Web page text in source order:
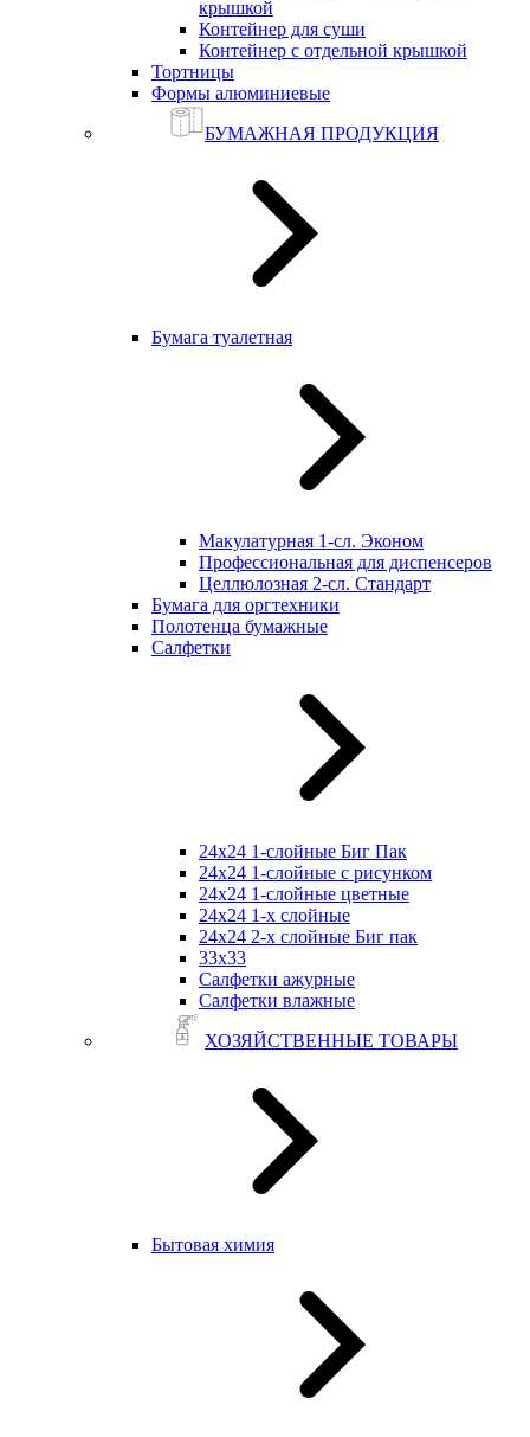
крышкой
Контейнер для суши
Контейнер с отдельной крышкой
Тортницы
Формы алюминиевые
БУМАЖНАЯ ПРОДУКЦИЯ
Бумага туалетная
Макулатурная 1-сл. Эконом
Профессиональная для диспенсеров
Целлюлозная 2-сл. Стандарт
Бумага для оргтехники
Полотенца бумажные
Салфетки
24х24 1-слойные Биг Пак
24х24 1-слойные с рисунком
24х24 1-слойные цветные
24х24 1-х слойные
24х24 2-х слойные Биг пак
33х33
Салфетки ажурные
Салфетки влажные
ХОЗЯЙСТВЕННЫЕ ТОВАРЫ
Бытовая химия